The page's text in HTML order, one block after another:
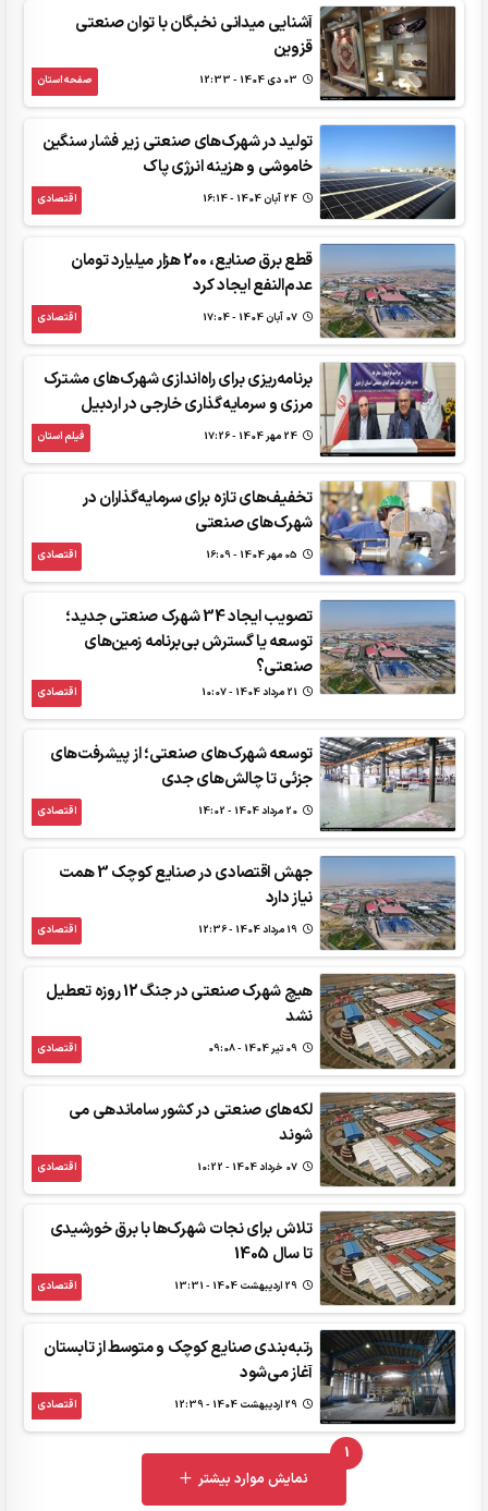
آشنایی میدانی نخبگان با توان صنعتی
قزوین
صفحه استان
تولید در شهرک‌های صنعتی زیر فشار سنگین
خاموشی و هزینه انرژی پاک
اقتصادی
قطع برق صنایع، 200 هزار میلیارد تومان
عدم‌النفع ایجاد کرد
اقتصادی
برنامه‌ریزی برای راه‌اندازی شهرک‌های مشترک
مرزی و سرمایه‌گذاری خارجی در اردبیل
فیلم استان
تخفیف‌های تازه برای سرمایه‌گذاران در
شهرک‌های صنعتی
اقتصادی
تصویب ایجاد 34 شهرک صنعتی جدید؛
توسعه یا گسترش بی‌برنامه زمین‌های
صنعتی؟
اقتصادی
توسعه شهرک‌های صنعتی؛ از پیشرفت‌های
جزئی تا چالش‌های جدی
اقتصادی
جهش اقتصادی در صنایع کوچک 3 همت
نیاز دارد
اقتصادی
هیچ شهرک صنعتی در جنگ 12 روزه تعطیل
نشد
اقتصادی
لکه‌های صنعتی در کشور ساماندهی می
شوند
اقتصادی
تلاش برای نجات شهرک‌ها با برق خورشیدی
تا سال 1405
اقتصادی
رتبه‌بندی صنایع کوچک و متوسط از تابستان
آغاز می‌شود
اقتصادی
1
UNREAD MESSAGES
نمایش موارد بیشتر